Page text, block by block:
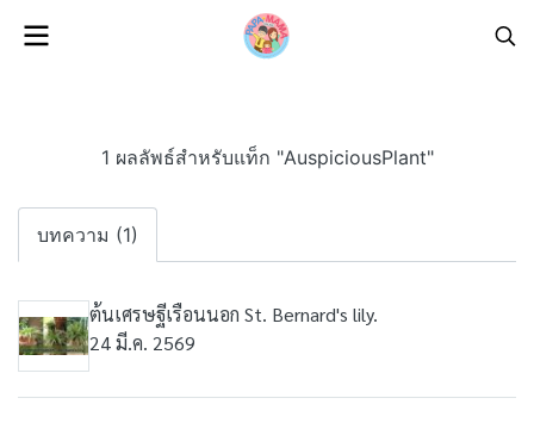
1 ผลลัพธ์สำหรับแท็ก "AuspiciousPlant"
บทความ (1)
ต้นเศรษฐีเรือนนอก St. Bernard's lily.
24 มี.ค. 2569